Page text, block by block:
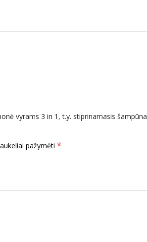
vyrams 3 in 1, t.y. stiprinamasis
pažymėti *